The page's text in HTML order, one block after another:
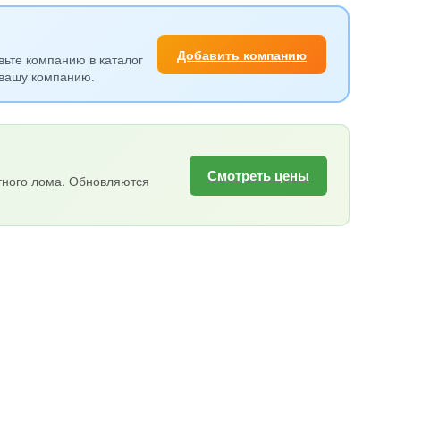
компанию в каталог
компанию.
Добавить компанию
лома. Обновляются
Смотреть цены